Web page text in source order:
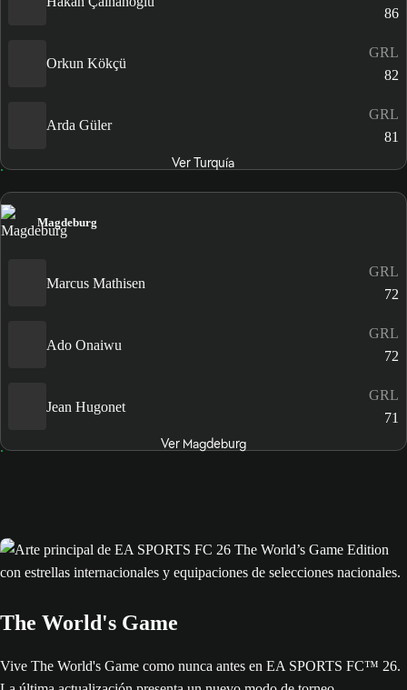
86
Orkun Kökçü
GRL
82
Arda Güler
GRL
81
Ver Turquía
Magdeburg
Marcus Mathisen
GRL
72
Ado Onaiwu
GRL
72
Jean Hugonet
GRL
71
Ver Magdeburg
The World's Game
Vive The World's Game como nunca antes en EA SPORTS FC™ 26.